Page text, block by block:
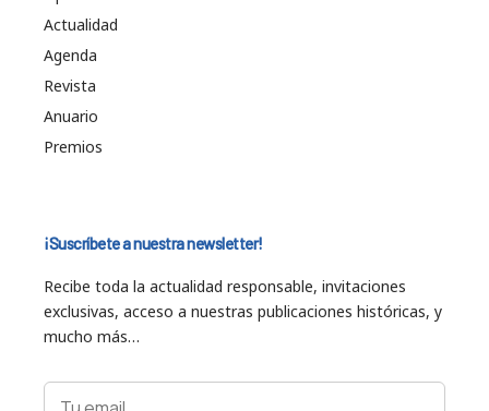
Actualidad
Agenda
Revista
Anuario
Premios
¡Suscríbete a nuestra newsletter!
Recibe toda la actualidad responsable, invitaciones
exclusivas, acceso a nuestras publicaciones históricas, y
mucho más…